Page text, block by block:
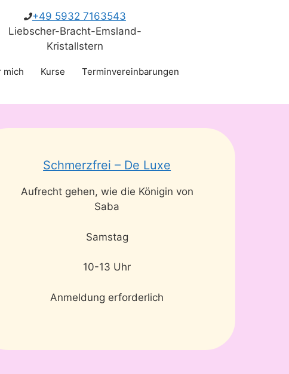
+49 5932 7163543
Liebscher-Bracht-Emsland-
Kristallstern
mich Kurse Terminvereinbarungen
Schmerzfrei – De Luxe
Aufrecht gehen, wie die Königin von
Saba
Samstag
10-13 Uhr
Anmeldung erforderlich